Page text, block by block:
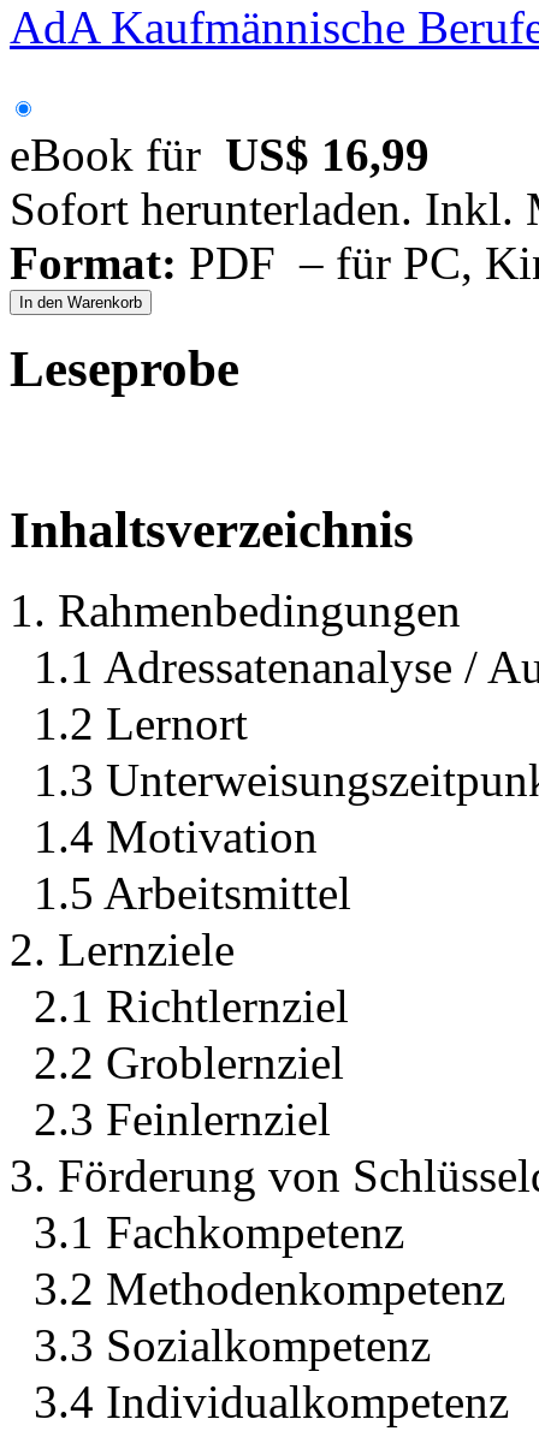
AdA Kaufmännische
eBook für US$ 16,99
Sofort herunterladen. Inkl.
Format: PDF – für PC,
In den Warenkorb
Leseprobe
Inhaltsverzeichnis
1. Rahmenbedingungen
1.1 Adressatenanalyse /
1.2 Lernort
1.3
1.4 Motivation
1.5 Arbeitsmittel
2. Lernziele
2.1 Richtlernziel
2.2 Groblernziel
2.3 Feinlernziel
3. Förderung von
3.1 Fachkompetenz
3.2 Methodenkompetenz
3.3 Sozialkompetenz
3.4 Individualkompetenz